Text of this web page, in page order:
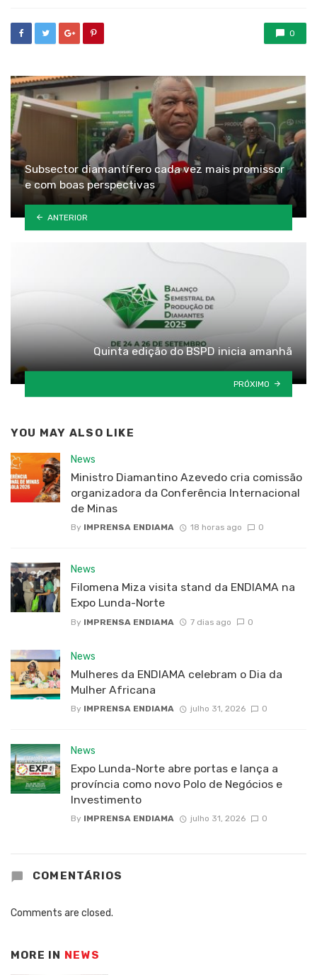
0
Subsector diamantífero cada vez mais promissor
e com boas perspectivas
ANTERIOR
Quinta edição do BSPD inicia amanhã
PRÓXIMO
YOU MAY ALSO LIKE
News
Ministro Diamantino Azevedo cria comissão
organizadora da Conferência Internacional
de Minas
By IMPRENSA ENDIAMA 18 horas ago 0
News
Filomena Miza visita stand da ENDIAMA na
Expo Lunda-Norte
By IMPRENSA ENDIAMA 7 dias ago 0
News
Mulheres da ENDIAMA celebram o Dia da
Mulher Africana
By IMPRENSA ENDIAMA julho 31, 2026 0
News
Expo Lunda-Norte abre portas e lança a
província como novo Polo de Negócios e
Investimento
By IMPRENSA ENDIAMA julho 31, 2026 0
COMENTÁRIOS
Comments are closed.
MORE IN NEWS